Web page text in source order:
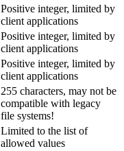
Positive integer, limited by
client applications
Positive integer, limited by
client applications
Positive integer, limited by
client applications
255 characters, may not be
compatible with legacy
file systems!
Limited to the list of
allowed values